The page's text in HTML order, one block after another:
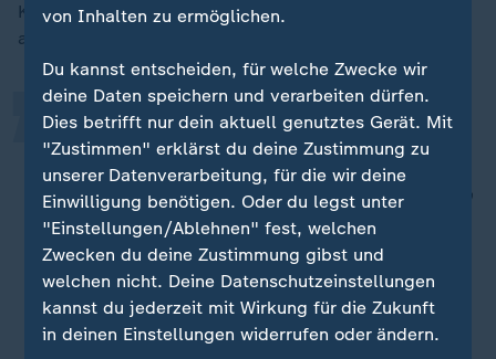
Kommunen müssen sich an Hitze und Trockenheit
anpassen.
Mögliche Maßnahmen neben der
Versickerung von Regenwasser sind
die Entsiegelung befestigter Flächen,
lokale grüne und blaue
Infrastrukturen, wie Straßenbäume,
Fassaden- und Dachbegrünungen
sowie Verdunstungsmöglichkeiten
von gespeichertem Regenwasser.
„
von Inhalten zu ermöglichen.
Du kannst entscheiden, für welche Zwecke wir
deine Daten speichern und verarbeiten dürfen.
Dies betrifft nur dein aktuell genutztes Gerät. Mit
"Zustimmen" erklärst du deine Zustimmung zu
unserer Datenverarbeitung, für die wir deine
Einwilligung benötigen. Oder du legst unter
"Einstellungen/Ablehnen" fest, welchen
Zwecken du deine Zustimmung gibst und
welchen nicht. Deine Datenschutzeinstellungen
kannst du jederzeit mit Wirkung für die Zukunft
in deinen Einstellungen widerrufen oder ändern.